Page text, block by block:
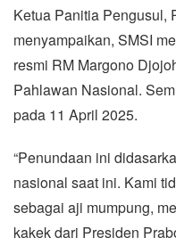
Ketua Panitia Pengusul,
menyampaikan, SMSI
resmi RM Margono
Pahlawan Nasional.
pada 11 April 2025.
“Penundaan ini
nasional saat ini. Kami
sebagai aji mumpung,
kakek dari Presiden